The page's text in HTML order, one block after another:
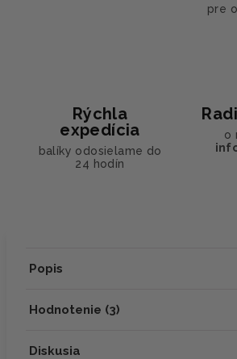
pre
Rýchla
expedícia
balíky odosielame do
24 hodín
o
Popis
Hodnotenie (3)
Diskusia